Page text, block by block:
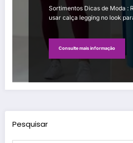
Sortimentos Dicas de Moda :
usar calça legging no look
Consulte mais informação
Pesquisar